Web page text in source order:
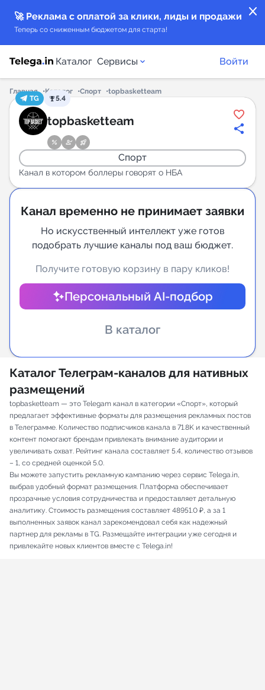
close
🚀 Реклама с оплатой за клики, лиды и продажи
Теперь со сниженным бюджетом для старта!
Каталог Сервисы
Каталог каналов
Каталог ботов
Горящие предложения
New
Аналитика MAX каналов
Индивидуальное сопровождение
Войти
Главная Каталог Спорт
topbasketteam
TG
5.4
topbasketteam
Спорт
Канал в котором боллеры говорят о НБА
Канал временно не принимает заявки
Но искусственный интеллект уже готов
подобрать лучшие каналы под ваш бюджет.
Получите готовую корзину в пару кликов!
Персональный AI-подбор
В каталог
Каталог Телеграм-каналов для нативных
размещений
topbasketteam — это Telegam канал в категории «Спорт», который
предлагает эффективные форматы для размещения рекламных постов
в Телеграмме. Количество подписчиков канала в 71.8K и качественный
контент помогают брендам привлекать внимание аудитории и
увеличивать охват. Рейтинг канала составляет 5.4, количество отзывов
– 1, со средней оценкой 5.0.
Вы можете запустить рекламную кампанию через сервис Telega.in,
выбрав удобный формат размещения. Платформа обеспечивает
прозрачные условия сотрудничества и предоставляет детальную
аналитику. Стоимость размещения составляет 48951.0 ₽, а за 1
выполненных заявок канал зарекомендовал себя как надежный
партнер для рекламы в TG. Размещайте интеграции уже сегодня и
привлекайте новых клиентов вместе с Telega.in!